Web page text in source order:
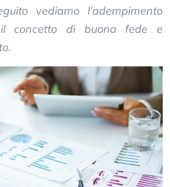
vediamo l’adempimento
il concetto di buona fede e